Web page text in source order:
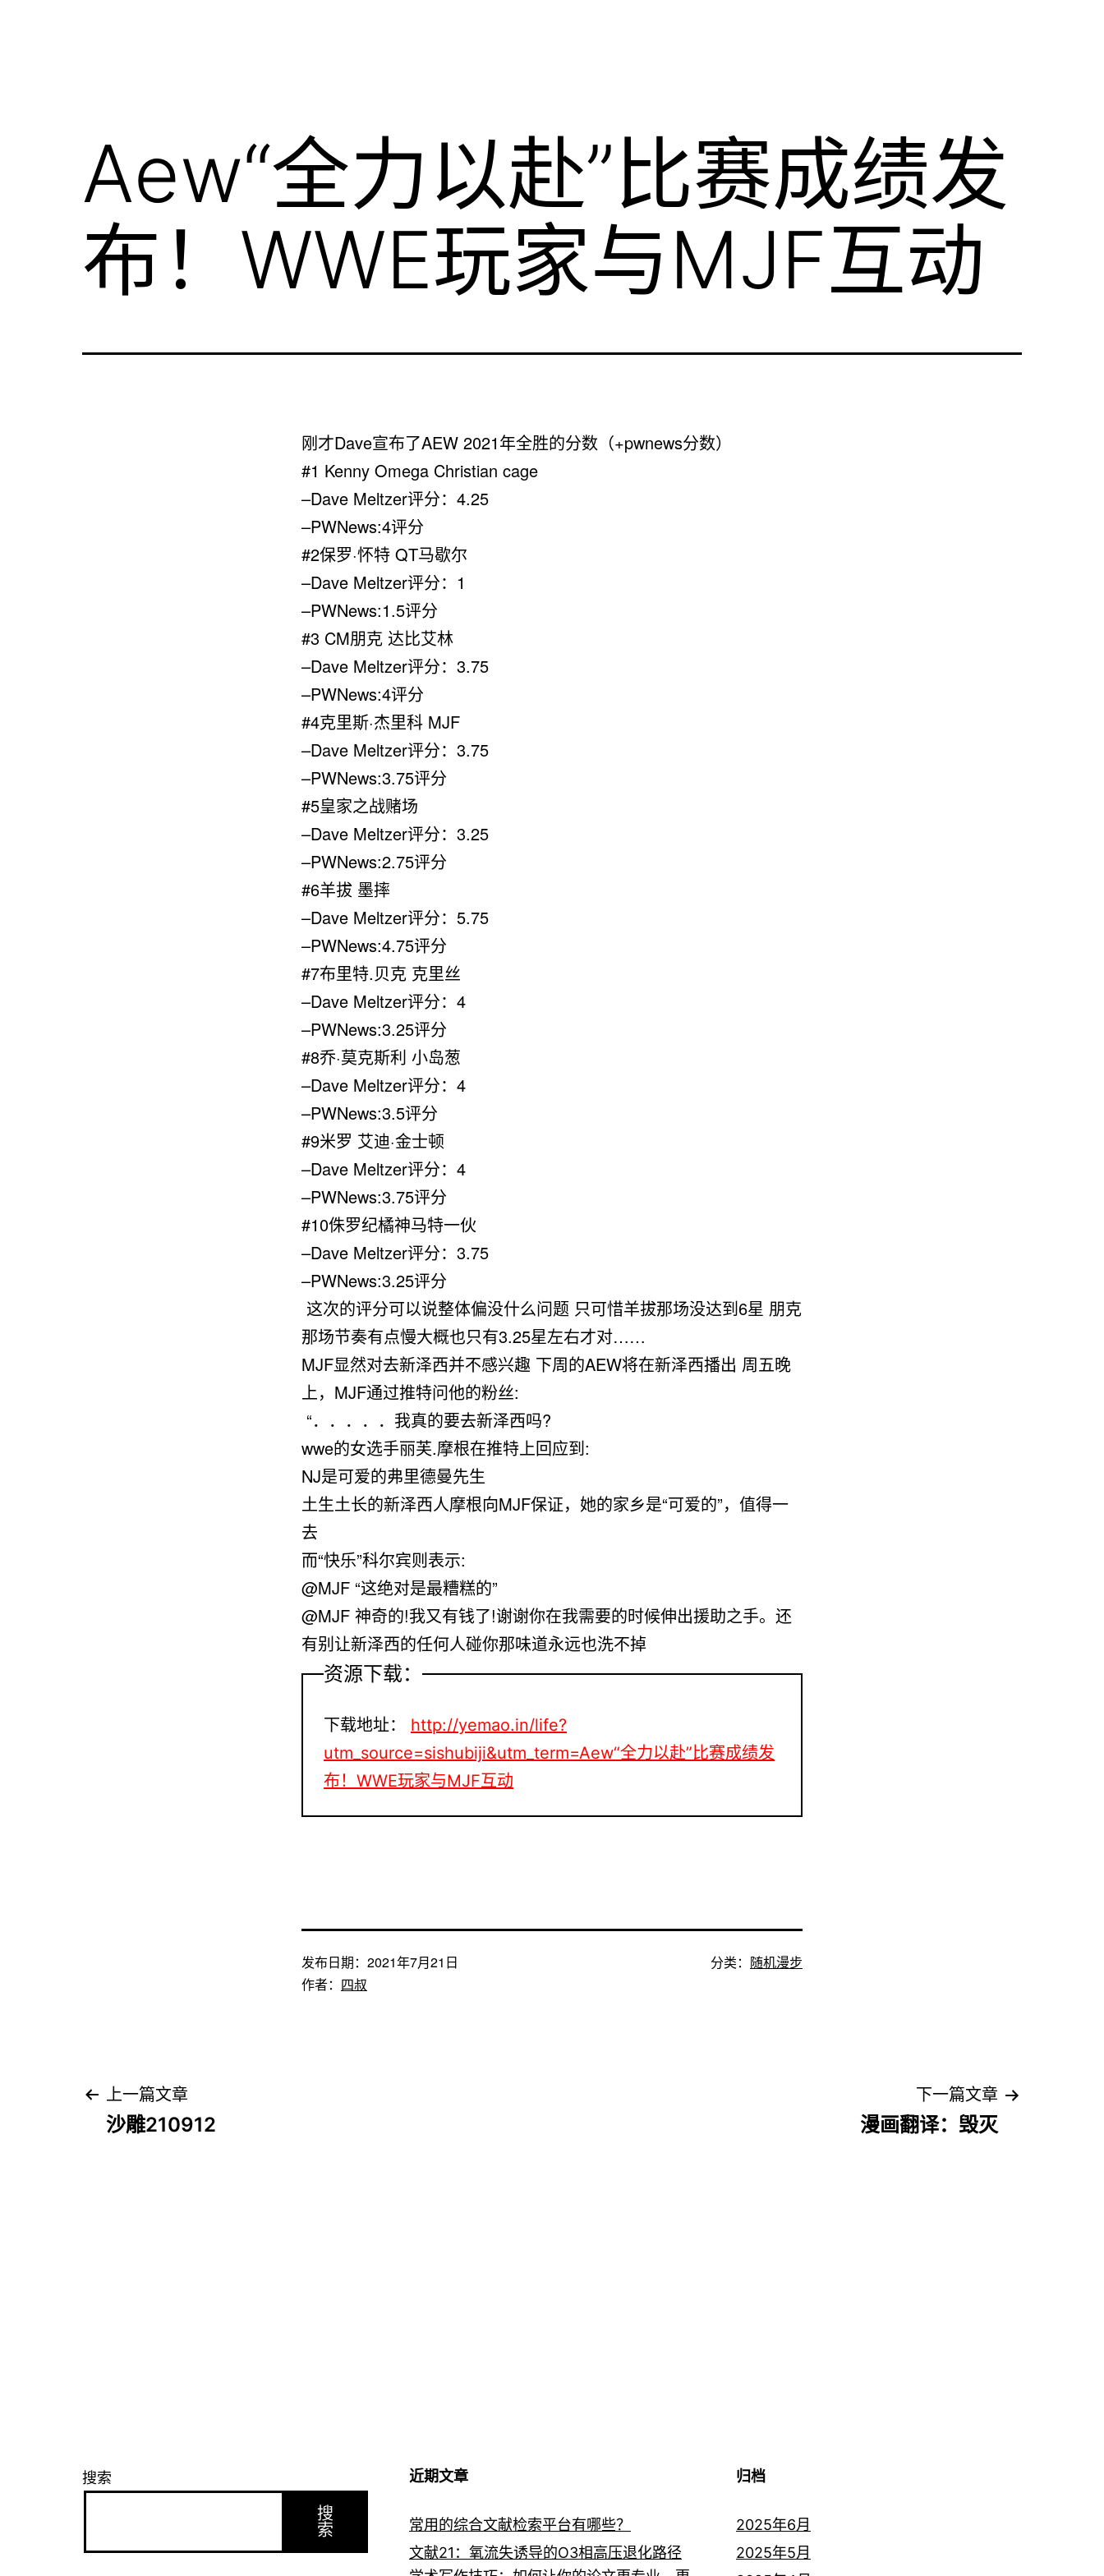
Aew“全力以赴”比赛成绩发
布！WWE玩家与MJF互动
刚才Dave宣布了AEW 2021年全胜的分数（+pwnews分数）
#1 Kenny Omega Christian cage
–Dave Meltzer评分：4.25
–PWNews:4评分
#2保罗·怀特 QT马歇尔
–Dave Meltzer评分：1
–PWNews:1.5评分
#3 CM朋克 达比艾林
–Dave Meltzer评分：3.75
–PWNews:4评分
#4克里斯·杰里科 MJF
–Dave Meltzer评分：3.75
–PWNews:3.75评分
#5皇家之战赌场
–Dave Meltzer评分：3.25
–PWNews:2.75评分
#6羊拔 墨摔
–Dave Meltzer评分：5.75
–PWNews:4.75评分
#7布里特.贝克 克里丝
–Dave Meltzer评分：4
–PWNews:3.25评分
#8乔·莫克斯利 小岛葱
–Dave Meltzer评分：4
–PWNews:3.5评分
#9米罗 艾迪·金士顿
–Dave Meltzer评分：4
–PWNews:3.75评分
#10侏罗纪橘神马特一伙
–Dave Meltzer评分：3.75
–PWNews:3.25评分
这次的评分可以说整体偏没什么问题 只可惜羊拔那场没达到6星 朋克
那场节奏有点慢大概也只有3.25星左右才对……
MJF显然对去新泽西并不感兴趣 下周的AEW将在新泽西播出 周五晚
上，MJF通过推特问他的粉丝:
“．．．．．我真的要去新泽西吗?
wwe的女选手丽芙.摩根在推特上回应到:
NJ是可爱的弗里德曼先生
土生土长的新泽西人摩根向MJF保证，她的家乡是“可爱的”，值得一
去
而“快乐”科尔宾则表示:
@MJF “这绝对是最糟糕的”
@MJF 神奇的!我又有钱了!谢谢你在我需要的时候伸出援助之手。还
有别让新泽西的任何人碰你那味道永远也洗不掉
资源下载：
下载地址：
http://yemao.in/life?
utm_source=sishubiji&utm_term=Aew“全力以赴”比赛成绩发
布！WWE玩家与MJF互动
发布日期： 2021年7月21日
作者： 四叔
分类： 随机漫步
文上一篇文章
沙雕210912
下一篇文章
漫画翻译：毁灭
搜索
搜
索
近期文章
常用的综合文献检索平台有哪些？
文献21：氧流失诱导的O3相高压退化路径
归档
2025年6月
2025年5月